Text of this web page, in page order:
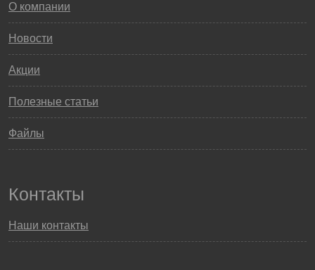
О компании
Новости
Акции
Полезные статьи
Файлы
Контакты
Наши контакты